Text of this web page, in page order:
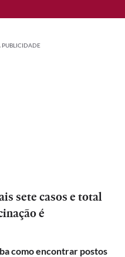
PUBLICIDADE
sete casos e total
é
como encontrar postos